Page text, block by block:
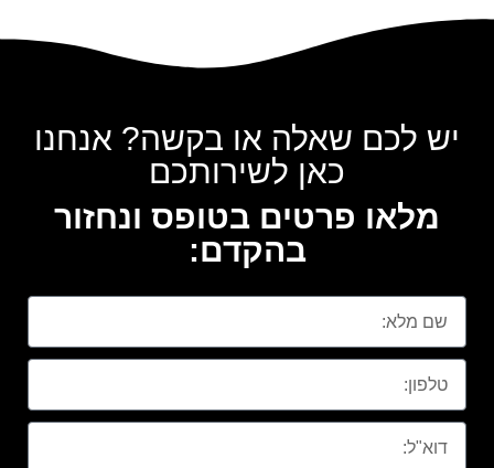
יש לכם שאלה או בקשה? אנחנו
כאן לשירותכם
מלאו פרטים בטופס ונחזור
בהקדם: